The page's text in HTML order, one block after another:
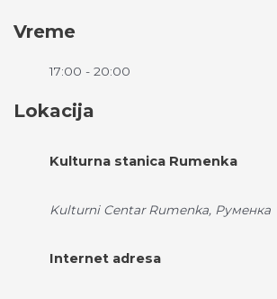
Vreme
17:00 - 20:00
Lokacija
Kulturna stanica Rumenka
Kulturni Centar Rumenka, Руменка
Internet adresa